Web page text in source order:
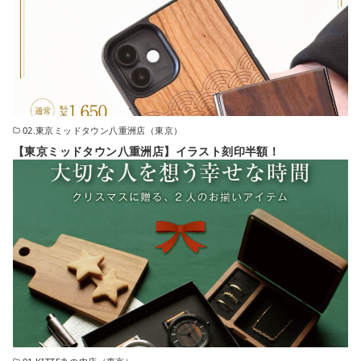
02.東京ミッドタウン八重洲店（東京）
【東京ミッドタウン八重洲店】イラスト刻印半額！